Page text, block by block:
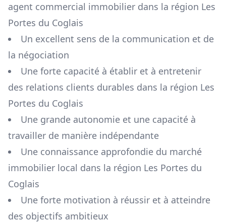
agent commercial immobilier dans la région Les
Portes du Coglais
Un excellent sens de la communication et de
la négociation
Une forte capacité à établir et à entretenir
des relations clients durables dans la région Les
Portes du Coglais
Une grande autonomie et une capacité à
travailler de manière indépendante
Une connaissance approfondie du marché
immobilier local dans la région Les Portes du
Coglais
Une forte motivation à réussir et à atteindre
des objectifs ambitieux